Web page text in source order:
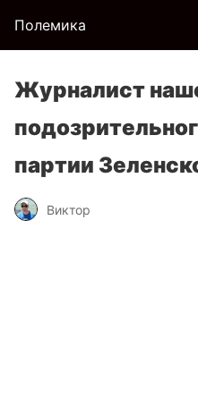
Полемика
Журналист
партии
Виктор